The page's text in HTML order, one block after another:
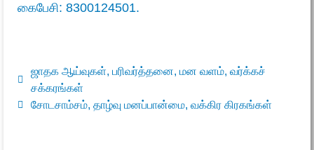
கைபேசி: 8300124501.
ஜாதக ஆய்வுகள், பரிவர்த்தனை, மன வளம், வர்க்கச்
சக்கரங்கள்
சோடசாம்சம், தாழ்வு மனப்பான்மை, வக்கிர கிரகங்கள்